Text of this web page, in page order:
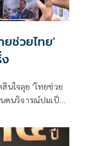
ยช่วยไทย'
สินใจลุย 'ไทยช่วย
คนวิจารณ์ปมเป็น